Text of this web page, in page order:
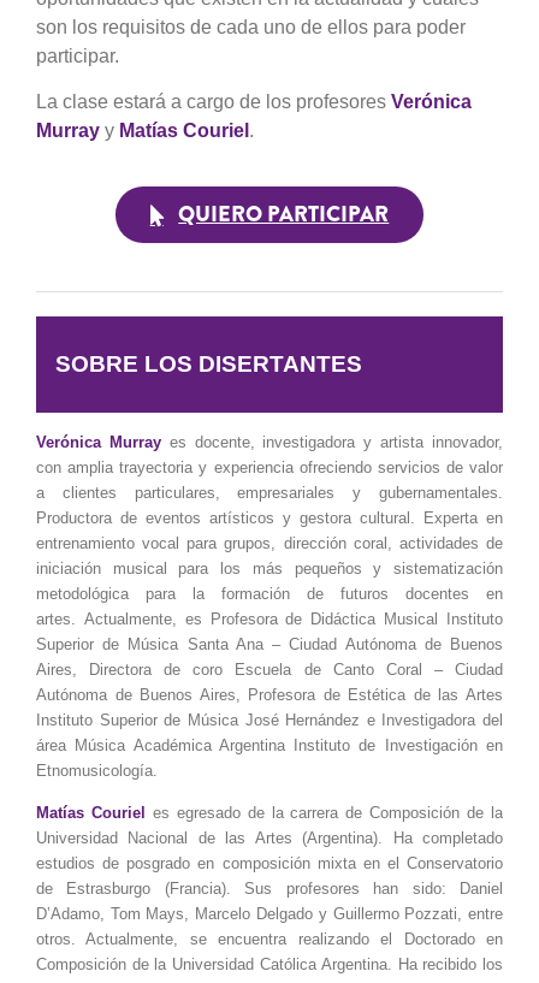
son los requisitos de cada uno de ellos para poder
participar.
La clase estará a cargo de los profesores Verónica
Murray yMatías Couriel .
QUIERO PARTICIPAR
SOBRE LOS DISERTANTES
Verónica Murray es docente, investigadora y artista innovador,
con amplia trayectoria y experiencia ofreciendo servicios de valor
a clientes particulares, empresariales y gubernamentales.
Productora de eventos artísticos y gestora cultural. Experta en
entrenamiento vocal para grupos, dirección coral, actividades de
iniciación musical para los más pequeños y sistematización
metodológica para la formación de futuros docentes en
artes. Actualmente, es Profesora de Didáctica Musical Instituto
Superior de Música Santa Ana – Ciudad Autónoma de Buenos
Aires, Directora de coro Escuela de Canto Coral – Ciudad
Autónoma de Buenos Aires, Profesora de Estética de las Artes
Instituto Superior de Música José Hernández e Investigadora del
área Música Académica Argentina Instituto de Investigación en
Etnomusicología.
Matías Couriel es egresado de la carrera de Composición de la
Universidad Nacional de las Artes (Argentina). Ha completado
estudios de posgrado en composición mixta en el Conservatorio
de Estrasburgo (Francia). Sus profesores han sido: Daniel
D’Adamo, Tom Mays, Marcelo Delgado y Guillermo Pozzati, entre
otros.Actualmente, se encuentra realizando el Doctorado en
Composición de la Universidad Católica Argentina. Ha recibido los